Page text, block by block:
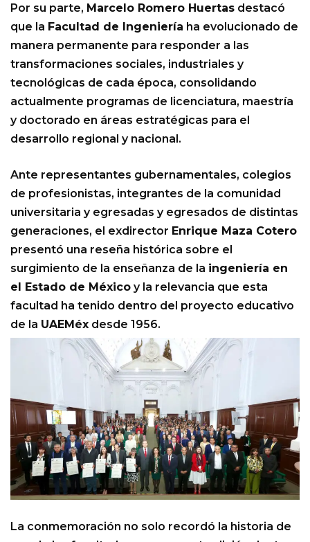
Por su parte, Marcelo Romero Huertas destacó
que la Facultad de Ingeniería ha evolucionado de
manera permanente para responder a las
transformaciones sociales, industriales y
tecnológicas de cada época, consolidando
actualmente programas de licenciatura, maestría
y doctorado en áreas estratégicas para el
desarrollo regional y nacional.
Ante representantes gubernamentales, colegios
de profesionistas, integrantes de la comunidad
universitaria y egresadas y egresados de distintas
generaciones, el exdirector Enrique Maza Cotero
presentó una reseña histórica sobre el
surgimiento de la enseñanza de la ingeniería en
el Estado de México y la relevancia que esta
facultad ha tenido dentro del proyecto educativo
de la UAEMéx desde 1956.
La conmemoración no solo recordó la historia de